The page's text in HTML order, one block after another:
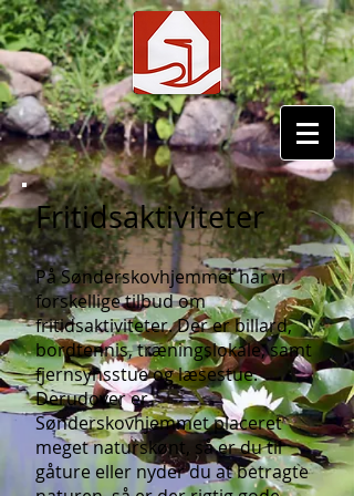
Fritidsaktiviteter
På Sønderskovhjemmet har vi
forskellige tilbud om
fritidsaktiviteter. Der er billard,
bordtennis, træningslokale, samt
fjernsynsstue og læsestue.
Derudover er
Sønderskovhjemmet placeret
meget naturskønt, så er du til
gåture eller nyder du at betragte